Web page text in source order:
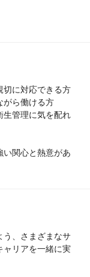
切に対応できる方
がら働ける方
生管理に気を配れ
い関心と熱意があ
う、さまざまなサ
ャリアを一緒に実